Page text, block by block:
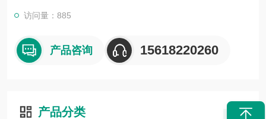
访问量：885
产品咨询 15618220260
产品分类